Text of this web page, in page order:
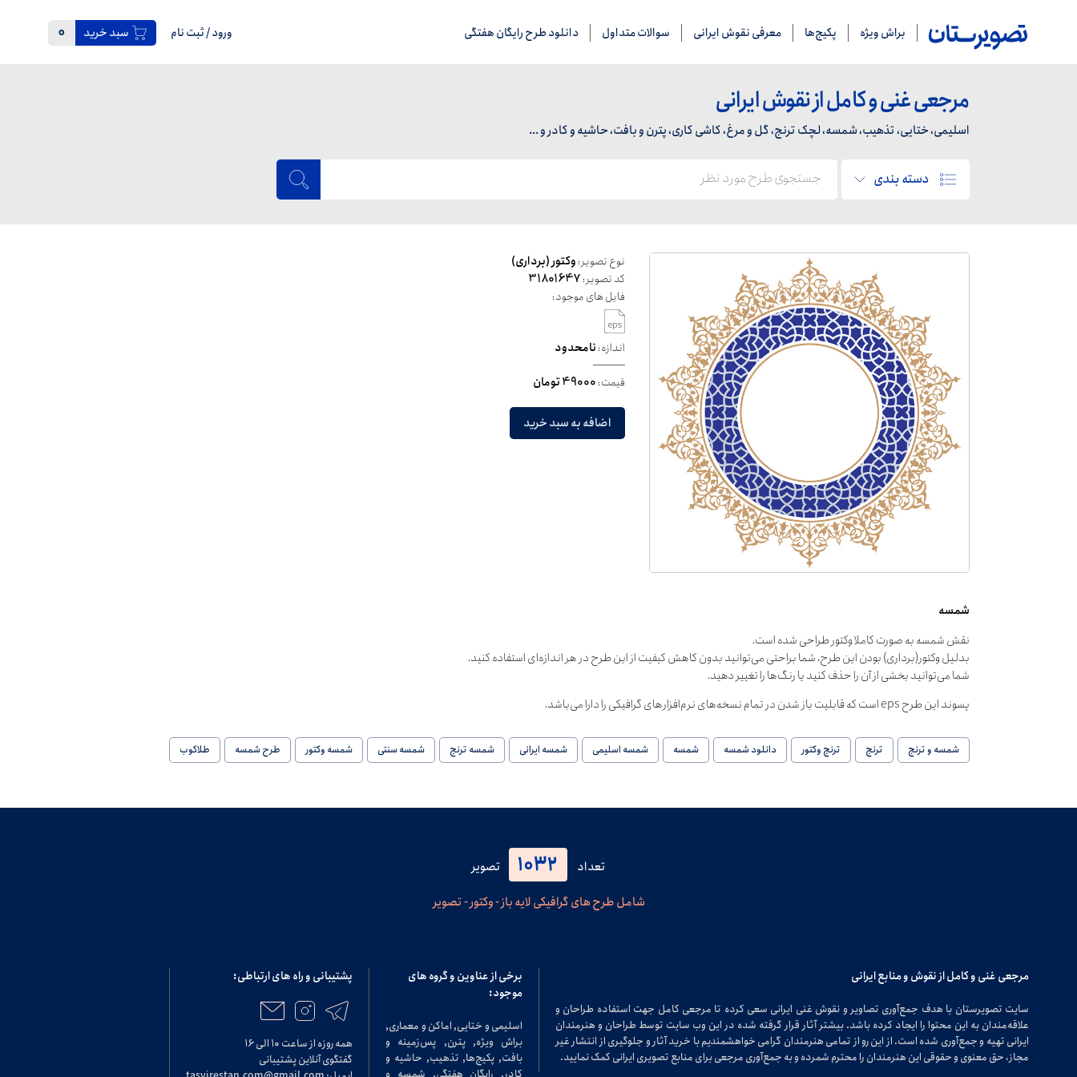
براش ویژه پکیج‌ها معرفی نقوش ایرانی سوالات متداول دانلود طرح رایگان هفتگی سبد خرید 0 ورود/ثبت نام
مرجعی غنی و کامل از نقوش ایرانی
اسلیمی، ختایی، تذهیب، شمسه، لچک ترنج، گل و مرغ، کاشی کاری، پترن و بافت، حاشیه و کادر و ...
دسته بندی
نوع تصویر:وکتور (برداری)
کد تصویر:31801647
فایل های موجود:
اندازه:نامحدود
قیمت:49000 تومان
اضافه به سبد خرید
شمسه
نقش شمسه به صورت کاملا وکتور طراحی شده است.
بدلیل وکتور(برداری) بودن این طرح، شما براحتی می‌توانید بدون کاهش کیفیت از این طرح در هر اندازه‌ای استفاده کنید.
شما می‌توانید بخشی از آن را حذف کنید یا رنگ‌ها را تغییر دهید.
پسوند این طرح eps است که قابلیت باز شدن در تمام نسخه‌های نرم‌افزارهای گرافیکی را دارا می‌باشد.
شمسه و ترنج ترنج ترنج وکتور دانلود شمسه شمسه شمسه اسلیمی شمسه ایرانی شمسه ترنج شمسه سنتی شمسه وکتور طرح شمسه طلاکوب
تعداد 1032
تصویر
شامل طرح های گرافیکی لایه باز - وکتور - تصویر
مرجعی غنی و کامل از نقوش و منابع ایرانی
سایت تصویرستان با هدف جمع‌آوری تصاویر و نقوش غنی ایرانی سعی کرده تا مرجعی کامل جهت استفاده طراحان و
علاقه‌مندان به این محتوا را ایجاد کرده باشد. بیشتر آثار قرار گرفته شده در این وب سایت توسط طراحان و هنرمندان
ایرانی تهیه و جمع‌آوری شده است. از این رو از تمامی هنرمندان گرامی خواهشمندیم با خرید آثار و جلوگیری از انتشار غیر
مجاز، حق معنوی و حقوقی این هنرمندان را محترم شمرده و به جمع‌آوری مرجعی برای منابع تصویری ایرانی کمک نمایید.
برخی از عناوین و گروه های
موجود:
اسلیمی و ختایی, اماکن و معماری,
براش ویژه, پترن, پس‌زمینه و
بافت, پکیج‌ها, تذهیب, حاشیه و
پشتیبانی و راه های ارتباطی:
همه روزه از ساعت ۱۰ الی ۱۶
گفتگوی آنلاین پشتیبانی